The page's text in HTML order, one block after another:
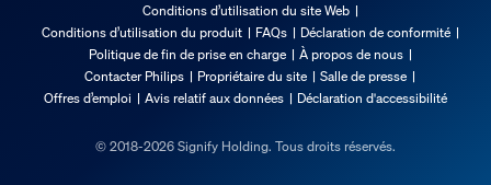
Conditions d’utilisation du site Web
Conditions d’utilisation du produit
FAQs
Déclaration de conformité
Politique de fin de prise en charge
À propos de nous
Contacter Philips
Propriétaire du site
Salle de presse
Offres d’emploi
Avis relatif aux données Déclaration d'accessibilité
© 2018-2026 Signify Holding. Tous droits réservés.